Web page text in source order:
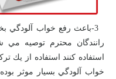
3-باعث رفع خواب آلودگي
رانندگان محترم توصيه مي
استفاده كنند استفاده از
خواب آلودگي بسيار موثر